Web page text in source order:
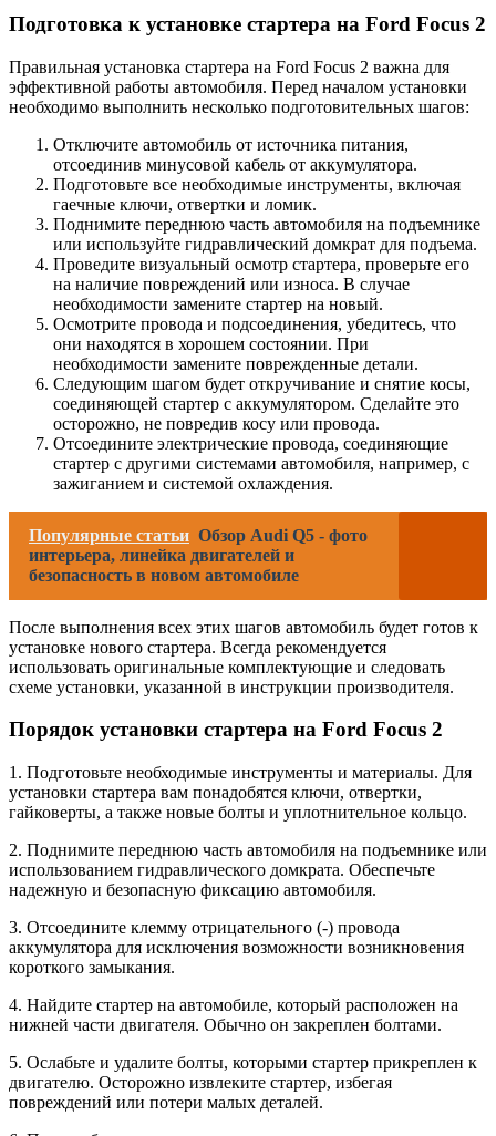
Подготовка к установке стартера на Ford Focus 2
Правильная установка стартера на Ford Focus 2 важна для
эффективной работы автомобиля. Перед началом установки
необходимо выполнить несколько подготовительных шагов:
Отключите автомобиль от источника питания,
отсоединив минусовой кабель от аккумулятора.
Подготовьте все необходимые инструменты, включая
гаечные ключи, отвертки и ломик.
Поднимите переднюю часть автомобиля на подъемнике
или используйте гидравлический домкрат для подъема.
Проведите визуальный осмотр стартера, проверьте его
на наличие повреждений или износа. В случае
необходимости замените стартер на новый.
Осмотрите провода и подсоединения, убедитесь, что
они находятся в хорошем состоянии. При
необходимости замените поврежденные детали.
Следующим шагом будет откручивание и снятие косы,
соединяющей стартер с аккумулятором. Сделайте это
осторожно, не повредив косу или провода.
Отсоедините электрические провода, соединяющие
стартер с другими системами автомобиля, например, с
зажиганием и системой охлаждения.
Популярные статьи Обзор Audi Q5 - фото
интерьера, линейка двигателей и
безопасность в новом автомобиле
После выполнения всех этих шагов автомобиль будет готов к
установке нового стартера. Всегда рекомендуется
использовать оригинальные комплектующие и следовать
схеме установки, указанной в инструкции производителя.
Порядок установки стартера на Ford Focus 2
1. Подготовьте необходимые инструменты и материалы. Для
установки стартера вам понадобятся ключи, отвертки,
гайковерты, а также новые болты и уплотнительное кольцо.
2. Поднимите переднюю часть автомобиля на подъемнике или
использованием гидравлического домкрата. Обеспечьте
надежную и безопасную фиксацию автомобиля.
3. Отсоедините клемму отрицательного (-) провода
аккумулятора для исключения возможности возникновения
короткого замыкания.
4. Найдите стартер на автомобиле, который расположен на
нижней части двигателя. Обычно он закреплен болтами.
5. Ослабьте и удалите болты, которыми стартер прикреплен к
двигателю. Осторожно извлеките стартер, избегая
повреждений или потери малых деталей.